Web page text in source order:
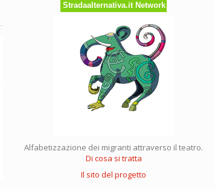
Stradaalternativa.it Network
Alfabetizzazione dei migranti attraverso il teatro.
Di cosa si tratta
Il sito del progetto